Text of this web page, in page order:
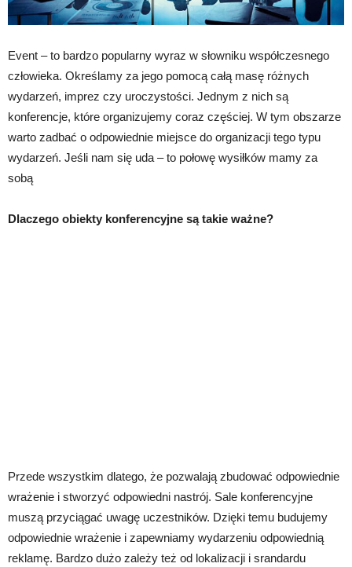
Event – to bardzo popularny wyraz w słowniku współczesnego
człowieka. Określamy za jego pomocą całą masę różnych
wydarzeń, imprez czy uroczystości. Jednym z nich są
konferencje, które organizujemy coraz częściej. W tym obszarze
warto zadbać o odpowiednie miejsce do organizacji tego typu
wydarzeń. Jeśli nam się uda – to połowę wysiłków mamy za
sobą
Dlaczego obiekty konferencyjne są takie ważne?
Przede wszystkim dlatego, że pozwalają zbudować odpowiednie
wrażenie i stworzyć odpowiedni nastrój. Sale konferencyjne
muszą przyciągać uwagę uczestników. Dzięki temu budujemy
odpowiednie wrażenie i zapewniamy wydarzeniu odpowiednią
reklamę. Bardzo dużo zależy też od lokalizacji i srandardu